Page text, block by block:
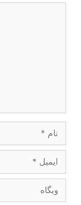
وبگاه